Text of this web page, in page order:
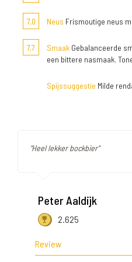
7,0 Neus Frismoutige neus
7,7 Smaak Gebalanceerde
een bittere nasmaak.
Spijssuggestie Milde
"Heel lekker bockbier"
Peter Aaldijk
2.625
Review